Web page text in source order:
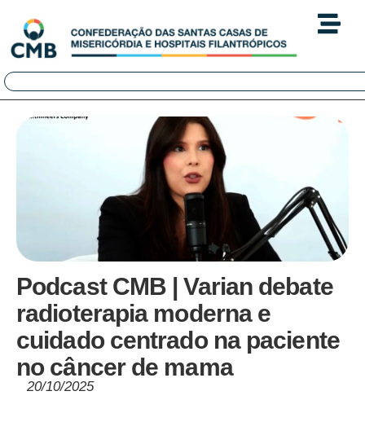
Podcast CMB | Varian debate
radioterapia moderna e
cuidado centrado na paciente
no câncer de mama
20/10/2025